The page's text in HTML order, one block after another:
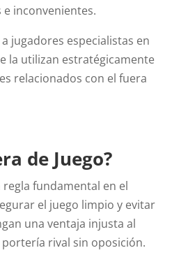
inconvenientes.
jugadores especialistas en
la utilizan estratégicamente
relacionados con el fuera
de Juego?
regla fundamental en el
el juego limpio y evitar
una ventaja injusta al
rival sin oposición.